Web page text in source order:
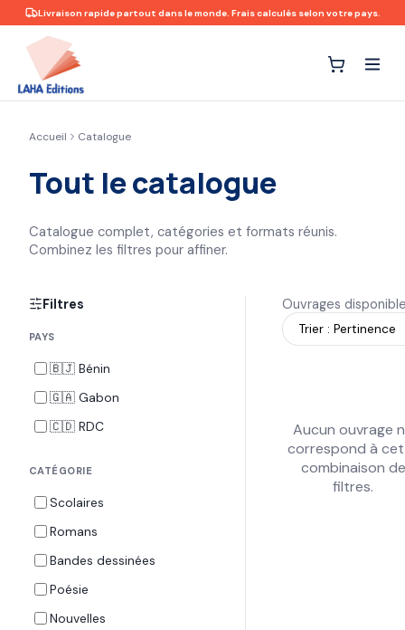
Livraison rapide partout dans le monde. Frais calculés selon votre pays.
Accueil Catalogue
Tout le catalogue
Catalogue complet, catégories et formats réunis.
Combinez les filtres pour affiner.
Filtres
PAYS
🇧🇯 Bénin
🇬🇦 Gabon
🇨🇩 RDC
CATÉGORIE
Scolaires
Romans
Bandes dessinées
Poésie
Nouvelles
Ouvrages
Aucun ouvrage
correspond à
combinaison de
filtres.